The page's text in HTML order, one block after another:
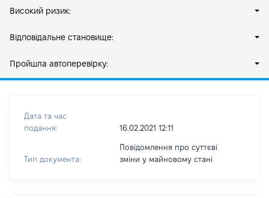
Високий ризик:
Відповідальне становище:
Пройшла автоперевірку:
Дата та час
подання:
16.02.2021 12:11
Тип документа:
Повідомлення про суттєві
зміни y майновому стані